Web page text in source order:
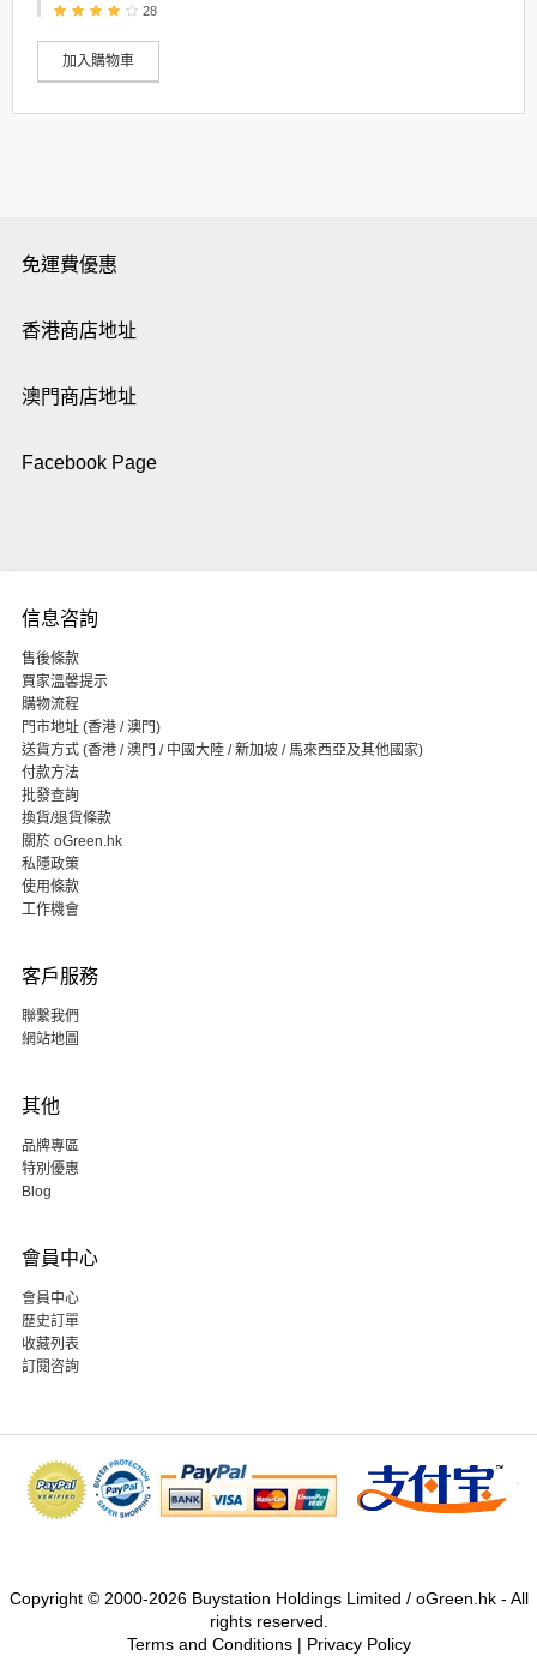
28
加入購物車
免運費優惠
香港商店地址
澳門商店地址
Facebook Page
信息咨詢
售後條款
買家溫馨提示
購物流程
門市地址 (香港 / 澳門)
送貨方式 (香港 / 澳門 / 中國大陸 / 新加坡 / 馬來西亞及其他國家)
付款方法
批發查詢
換貨/退貨條款
關於 oGreen.hk
私隱政策
使用條款
工作機會
客戶服務
聯繫我們
網站地圖
其他
品牌專區
特別優惠
Blog
會員中心
會員中心
歷史訂單
收藏列表
訂閱咨詢
Copyright © 2000-2026 Buystation Holdings Limited / oGreen.hk - All
rights reserved.
Terms and Conditions| Privacy Policy